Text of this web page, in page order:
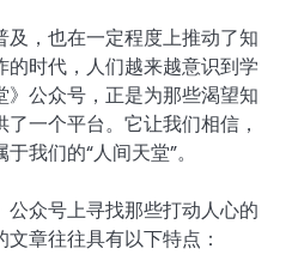
，也在一定程度上推动了知
时代，人们越来越意识到学
公众号，正是为那些渴望知
一个平台。它让我们相信，
我们的“人间天堂”。
众号上寻找那些打动人心的
章往往具有以下特点：